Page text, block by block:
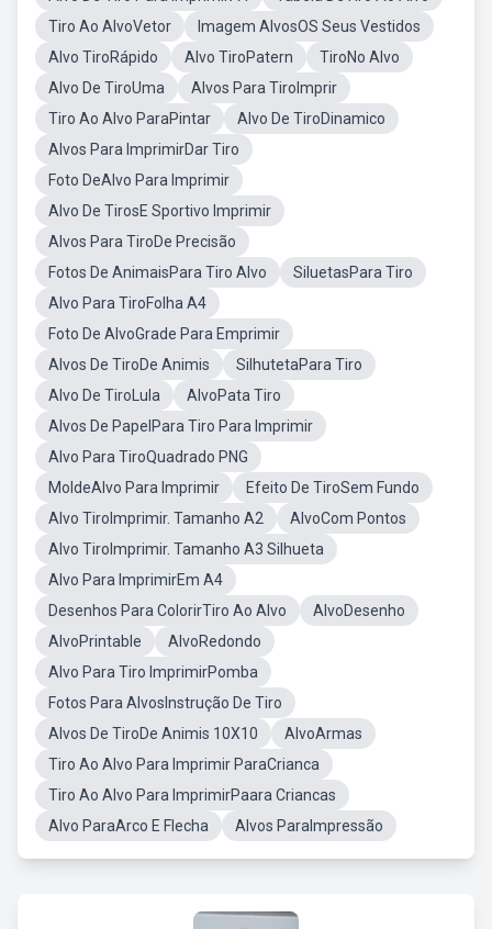
Tiro Ao AlvoVetor
Imagem AlvosOS Seus Vestidos
Alvo TiroRápido
Alvo TiroPatern
TiroNo Alvo
Alvo De TiroUma
Alvos Para TiroImprir
Tiro Ao Alvo ParaPintar
Alvo De TiroDinamico
Alvos Para ImprimirDar Tiro
Foto DeAlvo Para Imprimir
Alvo De TirosE Sportivo Imprimir
Alvos Para TiroDe Precisão
Fotos De AnimaisPara Tiro Alvo
SiluetasPara Tiro
Alvo Para TiroFolha A4
Foto De AlvoGrade Para Emprimir
Alvos De TiroDe Animis
SilhutetaPara Tiro
Alvo De TiroLula
AlvoPata Tiro
Alvos De PapelPara Tiro Para Imprimir
Alvo Para TiroQuadrado PNG
MoldeAlvo Para Imprimir
Efeito De TiroSem Fundo
Alvo TiroImprimir. Tamanho A2
AlvoCom Pontos
Alvo TiroImprimir. Tamanho A3 Silhueta
Alvo Para ImprimirEm A4
Desenhos Para ColorirTiro Ao Alvo
AlvoDesenho
AlvoPrintable
AlvoRedondo
Alvo Para Tiro ImprimirPomba
Fotos Para AlvosInstrução De Tiro
Alvos De TiroDe Animis 10X10
AlvoArmas
Tiro Ao Alvo Para Imprimir ParaCrianca
Tiro Ao Alvo Para ImprimirPaara Criancas
Alvo ParaArco E Flecha
Alvos ParaImpressão